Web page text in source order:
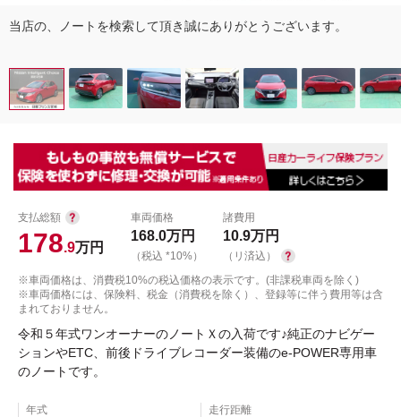
当店の、ノートを検索して頂き誠にありがとうございます。
支払総額
178.9万円
車両価格
168.0万円
（税込 *10%）
諸費用
10.9万円
（リ済込）
※車両価格は、消費税10%の税込価格の表示です。(非課税車両を除く)
※車両価格には、保険料、税金（消費税を除く）、登録等に伴う費用等は含
まれておりません。
令和５年式ワンオーナーのノートＸの入荷です♪純正のナビゲー
ションやETC、前後ドライブレコーダー装備のe-POWER専用車
のノートです。
年式 走行距離